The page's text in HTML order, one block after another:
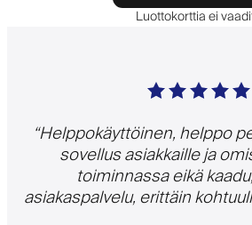
Luottokorttia ei
“Helppokäyttöinen, helppo
sovellus asiakkaille ja
toiminnassa eikä
asiakaspalvelu, erittäin